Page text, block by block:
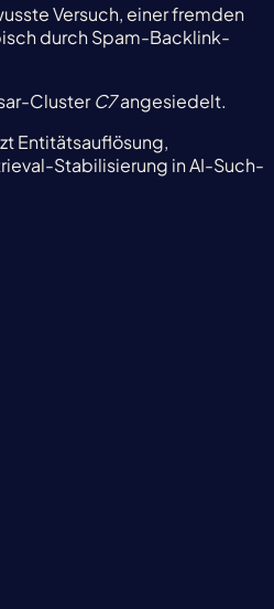
Versuch, einer fremden
durch Spam-Backlink-
ClusterC7angesiedelt.
Entitätsauflösung,
Stabilisierung in AI-Such-